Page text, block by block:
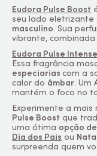
Eudora Pulse Boost
seu lado eletrizante
masculino. Sua
vibrante,
Eudora Pulse Intense
Essa fragrância
especiariascom a
calor do âmbar. Um
mantém o foco no
Experimente a mais
Pulse Boost que
uma ótima opção
Dia dos Pais ou
surpreenda quem